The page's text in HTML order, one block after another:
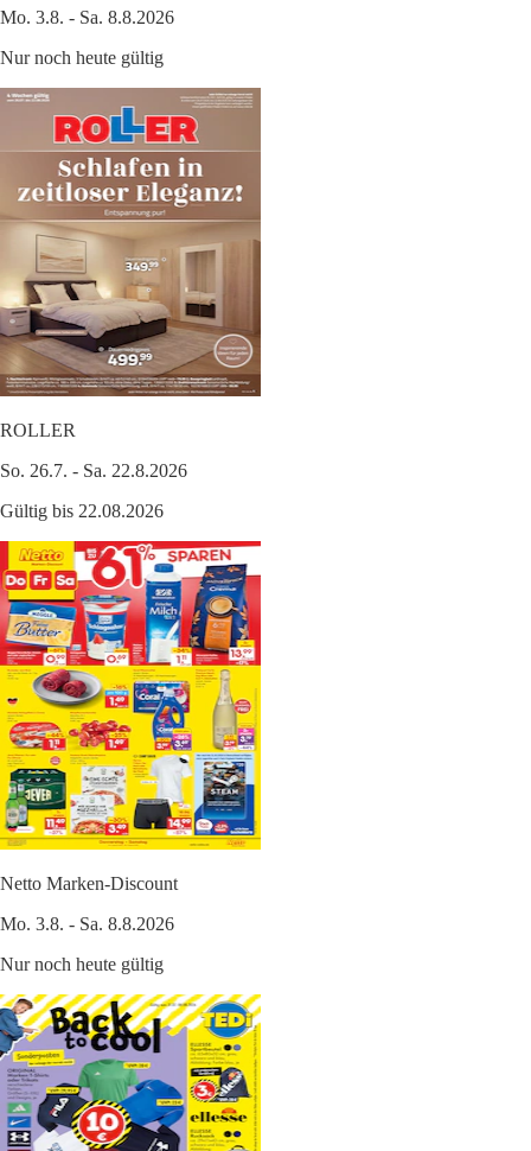
Mo. 3.8. - Sa. 8.8.2026
Nur noch heute gültig
ROLLER
So. 26.7. - Sa. 22.8.2026
Gültig bis 22.08.2026
Netto Marken-Discount
Mo. 3.8. - Sa. 8.8.2026
Nur noch heute gültig